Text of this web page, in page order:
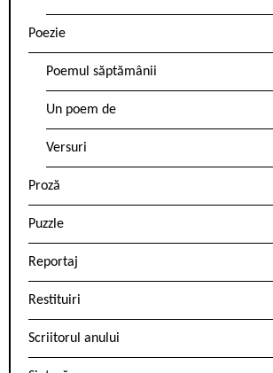
Poezie
Poemul săptămânii
Un poem de
Versuri
Proză
Puzzle
Reportaj
Restituiri
Scriitorul anului